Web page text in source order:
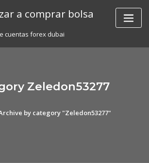
a comprar bolsa
cuentas forex dubai
Zeledon53277
by category "Zeledon53277"